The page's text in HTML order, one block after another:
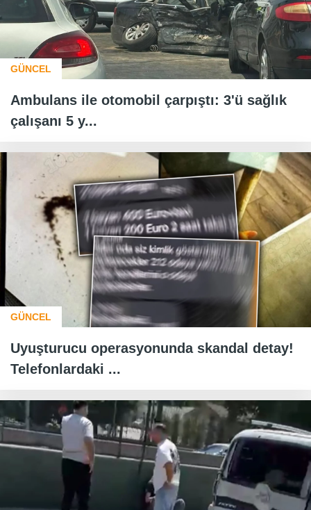
GÜNCEL
Ambulans ile otomobil çarpıştı: 3'ü sağlık
çalışanı 5 y...
GÜNCEL
Uyuşturucu operasyonunda skandal detay!
Telefonlardaki ...